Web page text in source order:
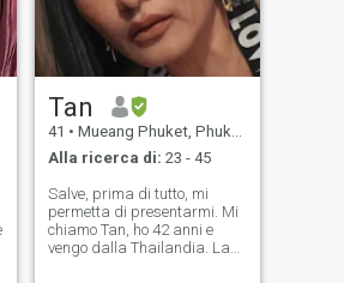
Tan
41 • Mueang Phuket, Phuket, Thailandia
Alla ricerca di: 23 - 45
Salve, prima di tutto, mi
permetta di presentarmi. Mi
chiamo Tan, ho 42 anni e
vengo dalla Thailandia. La